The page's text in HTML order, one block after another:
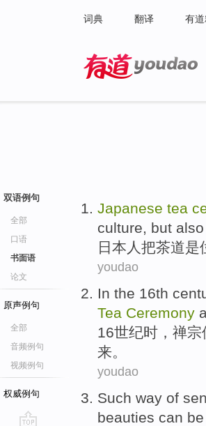
词典 翻译 有
双语例句
全部
口语
书面语
论文
原声例句
全部
音频例句
视频例句
权威例句
Japanese tea
culture, but also
日本 人把茶道是
youdao
In the 16th
Tea Ceremony
16世纪时， 禅宗
来。
youdao
Such way of
beauties can